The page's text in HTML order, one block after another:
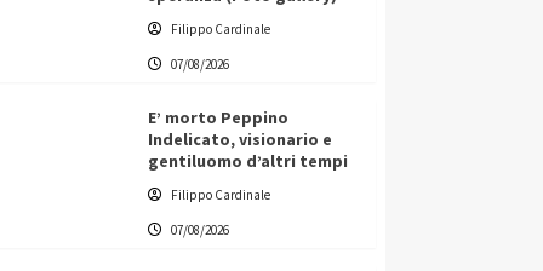
Filippo Cardinale
07/08/2026
E’ morto Peppino
Indelicato, visionario e
gentiluomo d’altri tempi
Filippo Cardinale
07/08/2026